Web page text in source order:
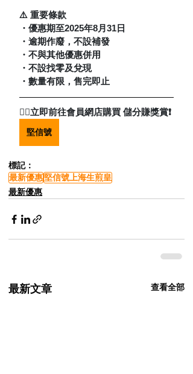
⚠️ 重要條款
・優惠期至2025年8月31日
・逾期作廢，不設補發
・不與其他優惠併用
・不設找零及兌現
・數量有限，售完即止
👇🏻立即前往會員網店購買 儲分賺獎賞❗️
堅信號
標記：
最新優惠堅信號上海生煎皇
最新優惠
最新文章 查看全部